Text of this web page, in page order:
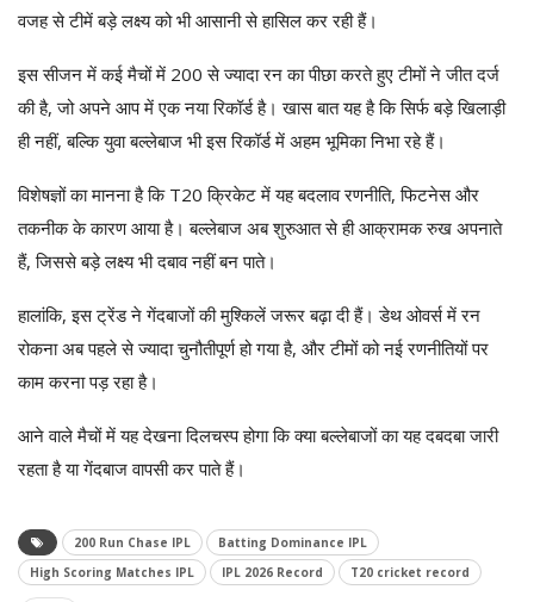
वजह से टीमें बड़े लक्ष्य को भी आसानी से हासिल कर रही हैं।
इस सीजन में कई मैचों में 200 से ज्यादा रन का पीछा करते हुए टीमों ने जीत दर्ज
की है, जो अपने आप में एक नया रिकॉर्ड है। खास बात यह है कि सिर्फ बड़े खिलाड़ी
ही नहीं, बल्कि युवा बल्लेबाज भी इस रिकॉर्ड में अहम भूमिका निभा रहे हैं।
विशेषज्ञों का मानना है कि T20 क्रिकेट में यह बदलाव रणनीति, फिटनेस और
तकनीक के कारण आया है। बल्लेबाज अब शुरुआत से ही आक्रामक रुख अपनाते
हैं, जिससे बड़े लक्ष्य भी दबाव नहीं बन पाते।
हालांकि, इस ट्रेंड ने गेंदबाजों की मुश्किलें जरूर बढ़ा दी हैं। डेथ ओवर्स में रन
रोकना अब पहले से ज्यादा चुनौतीपूर्ण हो गया है, और टीमों को नई रणनीतियों पर
काम करना पड़ रहा है।
आने वाले मैचों में यह देखना दिलचस्प होगा कि क्या बल्लेबाजों का यह दबदबा जारी
रहता है या गेंदबाज वापसी कर पाते हैं।
200 Run Chase IPL
Batting Dominance IPL
High Scoring Matches IPL
IPL 2026 Record T20 cricket record